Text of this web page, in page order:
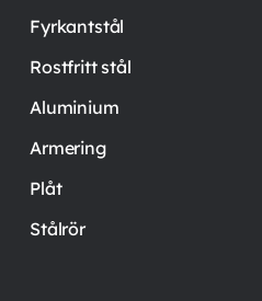
Fyrkantstål
Rostfritt stål
Aluminium
Armering
Plåt
Stålrör